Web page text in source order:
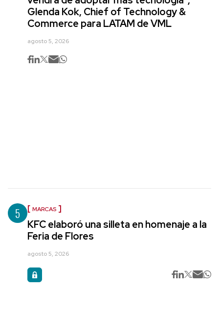
Glenda Kok, Chief of Technology &
Commerce para LATAM de VML
agosto 5, 2026
5 MARCAS
KFC elaboró una silleta en homenaje a la
Feria de Flores
agosto 5, 2026